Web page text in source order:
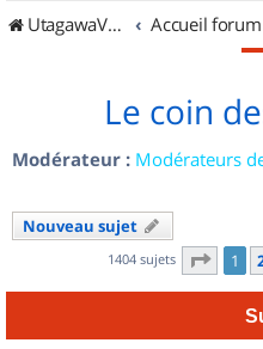
UtagawaVTT (Randos VTT et VTTAE avec traces GPS)
Accueil forum
Le coin
Modérateur : Modérateurs
Nouveau sujet
1404 sujets Page 1
1